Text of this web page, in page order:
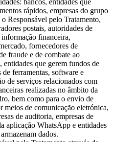
bancos, entidades que
rápidos, empresas do grupo
Responsável pelo Tratamento,
postais, autoridades de
financeira,
fornecedores de
fraude e de combate ao
entidades que gerem fundos de
ferramentas, software e
de serviços relacionados com
realizadas no âmbito da
bem como para o envio de
meios de comunicação eletrónica,
de auditoria, empresas de
aplicação WhatsApp e entidades
dados.